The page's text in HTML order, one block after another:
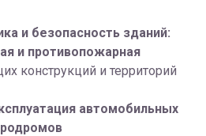
и безопасность зданий:
и противопожарная
конструкций и территорий
автомобильных